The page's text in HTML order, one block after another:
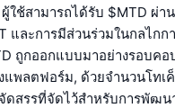
ใช้สามารถได้รับ $MTD ผ่า
และการมีส่วนร่วมในกลไกก
ถูกออกแบบมาอย่างรอบค
แพลตฟอร์ม, ด้วยจำนวนโท
ดสรรที่จัดไว้สำหรับการพัฒน